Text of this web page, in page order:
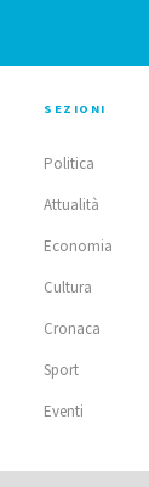
SEZIONI
Politica
Attualità
Economia
Cultura
Cronaca
Sport
Eventi